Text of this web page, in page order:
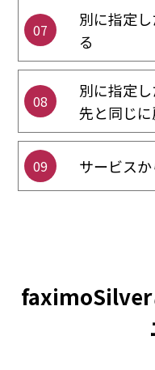
07
別に指定
る
08
別に指定
先と同じ
09 サービス
faximoSilver